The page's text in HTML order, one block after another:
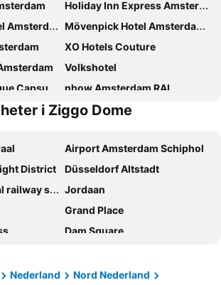
Holiday Inn Express Amsterdam - Arena Towers by IHG
Airport
Mövenpick Hotel Amsterdam City Centre
XO Hotels Couture
Volkshotel
Capsules
nhow Amsterdam RAI
Riverside By Ihg
Novotel Amsterdam City
Inntel Hotels Amsterdam Centre
Boulevard
Amsterdam Teleport Hotel
XO Hotels Park West
by IHG
ibis Amsterdam Centre
Bunk Hotel Amsterdam
MEININGER Hotel Amsterdam City West
i Ziggo Dome
Airport Amsterdam Schiphol
District
Düsseldorf Altstadt
station
Jordaan
Grand Place
Dam Square
Amsterdam Centraal Metro Station
Nederland
Nord Nederland